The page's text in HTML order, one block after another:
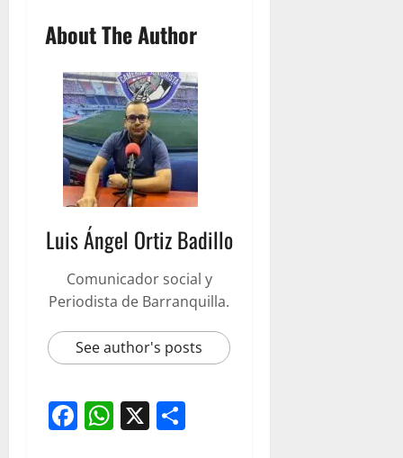
About The Author
Luis Ángel Ortiz Badillo
Comunicador social y
Periodista de Barranquilla.
See author's posts
Facebook
WhatsApp
X